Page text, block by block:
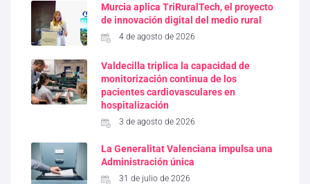
Murcia aplica TriRuralTech, el proyecto
de innovación digital del medio rural
4 de agosto de 2026
Valdecilla triplica la capacidad de
monitorización continua de los
pacientes cardiovasculares en
hospitalización
3 de agosto de 2026
La Generalitat Valenciana impulsa una
Administración única
31 de julio de 2026